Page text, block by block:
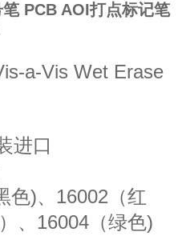
PCB AOI打点标记笔
a-Vis Wet Erase
进口
色)、16002（红
、16004（绿色)